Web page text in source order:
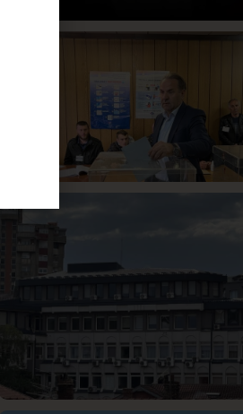
Lončar o Opštoj bolnici u Novom
Pazaru: „Šta glumite? Taksi stanicu?“
Istaknuto
Rasim Ljajić podneo ostavku na mesto
predsednika SDPS